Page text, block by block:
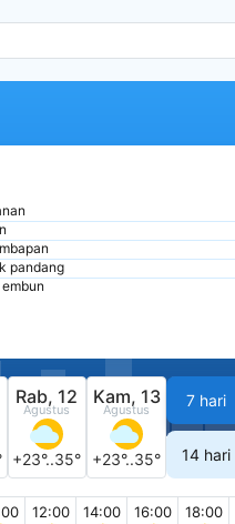
pandang
Rab, 12
Agustus
+23°..35°
Kam, 13
Agustus
+23°..35°
7 hari
14 hari
12:00 14:00 16:00 18:00